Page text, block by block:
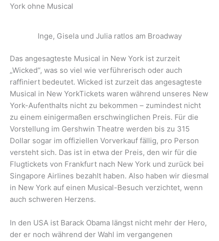
York ohne Musical
Inge, Gisela und Julia ratlos am Broadway
Das angesagteste Musical in New York ist zurzeit
„Wicked“, was so viel wie verführerisch oder auch
raffiniert bedeutet. Wicked ist zurzeit das angesagteste
Musical in New YorkTickets waren während unseres New
York-Aufenthalts nicht zu bekommen – zumindest nicht
zu einem einigermaßen erschwinglichen Preis. Für die
Vorstellung im Gershwin Theatre werden bis zu 315
Dollar sogar im offiziellen Vorverkauf fällig, pro Person
versteht sich. Das ist in etwa der Preis, den wir für die
Flugtickets von Frankfurt nach New York und zurück bei
Singapore Airlines bezahlt haben. Also haben wir diesmal
in New York auf einen Musical-Besuch verzichtet, wenn
auch schweren Herzens.
In den USA ist Barack Obama längst nicht mehr der Hero,
der er noch während der Wahl im vergangenen